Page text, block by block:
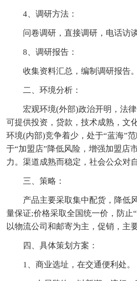
4、调研方法：
问卷调研，直接调研，电话访谈
8、调研报告：
收集资料汇总，编制调研报告。
二、环境分析：
宏观环境(外部)政治开明，法
可提供投资，贷款，技术成熟，文
环境(内部)竞争着少，处于“蓝海”
于“加盟店”降低风险，增强加盟店
力。渠道成熟而稳定，社会公众对
三、策略：
产品主要采取集中配货，降低
量保证;价格采取全国统一价，防止
以物流公司和邮寄为主，促销，主
四、具体策划方案：
1、商业选址，在交通便利处。